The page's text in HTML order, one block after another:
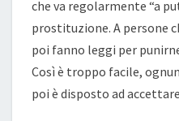
che va regolarmente “a
prostituzione. A persone
poi fanno leggi per
Così è troppo facile,
poi è disposto ad